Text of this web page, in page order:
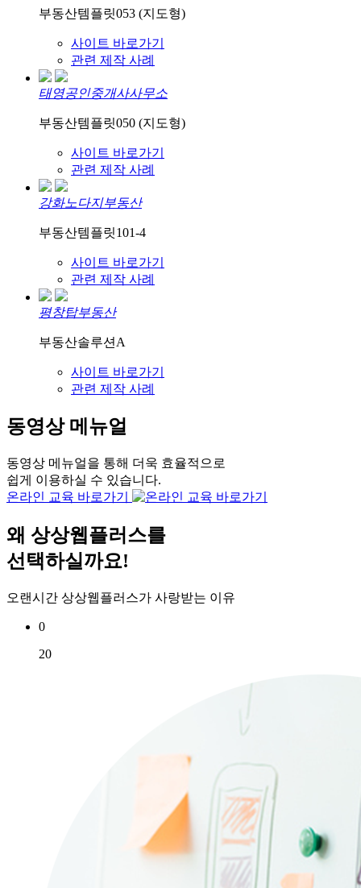
부동산템플릿053 (지도형)
사이트 바로가기
관련 제작 사례
태영공인중개사사무소
부동산템플릿050 (지도형)
사이트 바로가기
관련 제작 사례
강화노다지부동산
부동산템플릿101-4
사이트 바로가기
관련 제작 사례
평창탑부동산
부동산솔루션A
사이트 바로가기
관련 제작 사례
동영상 메뉴얼
동영상 메뉴얼을 통해 더욱 효율적으로
쉽게 이용하실 수 있습니다.
온라인 교육 바로가기
왜 상상웹플러스를
선택하실까요!
오랜시간 상상웹플러스가 사랑받는 이유
0
20